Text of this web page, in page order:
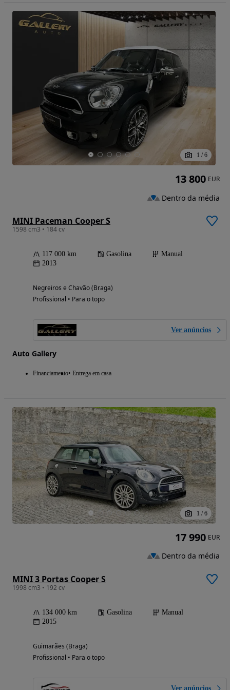
1 / 6
MINI Paceman Cooper S
1598 cm3 • 184 cv
117 000 km Gasolina
Manual
2013
Negreiros e Chavão (Braga)
Profissional • Para o topo
Ver anúncios
Auto Gallery
Financiamento Entrega em casa
13 800 EUR
Dentro da média
1 / 6
MINI 3 Portas Cooper S
1998 cm3 • 192 cv
134 000 km Gasolina
Manual
2015
Guimarães (Braga)
Profissional • Para o topo
Ver anúncios
17 990 EUR
Dentro da média